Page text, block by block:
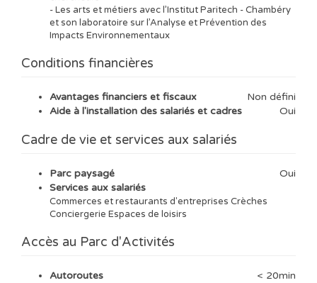
- Les arts et métiers avec l’Institut Paritech - Chambéry
et son laboratoire sur l’Analyse et Prévention des
Impacts Environnementaux
Conditions financières
Avantages financiers et fiscaux
Non défini
Aide à l'installation des salariés et cadres
Oui
Cadre de vie et services aux salariés
Parc paysagé
Oui
Services aux salariés
Commerces et restaurants d'entreprises Crèches
Conciergerie Espaces de loisirs
Accès au Parc d'Activités
Autoroutes < 20min